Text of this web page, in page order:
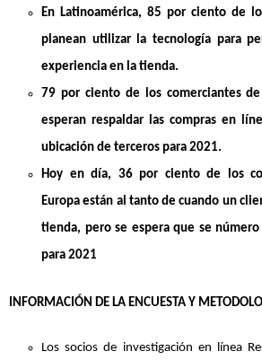
En Latinoamérica, 85 por ciento de
planean utilizar la tecnología para
experiencia en la tienda.
79 por ciento de los comerciantes
esperan respaldar las compras en
ubicación de terceros para 2021.
Hoy en día, 36 por ciento de los
Europa están al tanto de cuando un
tienda, pero se espera que se
para 2021
INFORMACIÓN DE LA ENCUESTA Y
Los socios de investigación en línea